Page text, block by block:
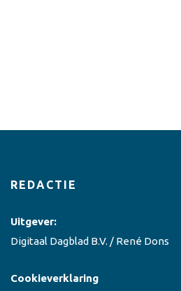
REDACTIE
Uitgever:
Digitaal Dagblad B.V. / René Dons
Cookieverklaring